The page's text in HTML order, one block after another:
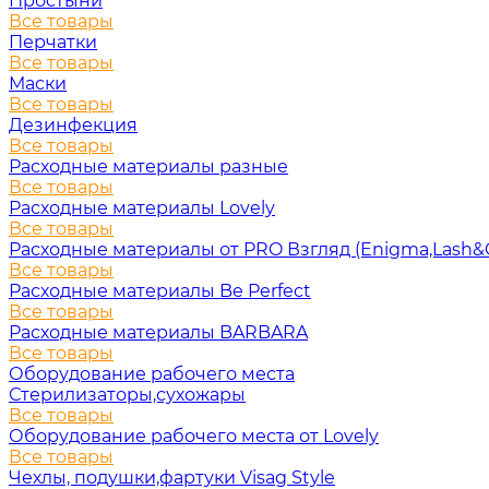
Все товары
Перчатки
Все товары
Маски
Все товары
Дезинфекция
Все товары
Расходные материалы разные
Все товары
Расходные материалы Lovely
Все товары
Расходные материалы от PRO Взгляд
Все товары
Расходные материалы Be Perfect
Все товары
Расходные материалы BARBARA
Все товары
Оборудование рабочего места
Стерилизаторы,сухожары
Все товары
Оборудование рабочего места от Lovely
Все товары
Чехлы, подушки,фартуки Visag Style